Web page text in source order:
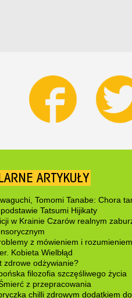
ARTYKUŁY
Tomomi Tanabe: Chora
Tatsumi Hijikaty
w Krainie Czarów realnym
z mówieniem i
Kobieta Wielbłąd
zdrowe odżywianie?
filozofia szczęśliwego życia
z przepracowania
chilli zdrowym dodatkiem